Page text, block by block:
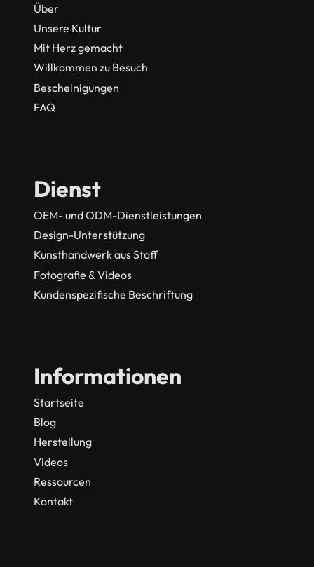
Über
Unsere Kultur
Mit Herz gemacht
Willkommen zu Besuch
Bescheinigungen
FAQ
Dienst
OEM- und ODM-Dienstleistungen
Design-Unterstützung
Kunsthandwerk aus Stoff
Fotografie & Videos
Kundenspezifische Beschriftung
Informationen
Startseite
Blog
Herstellung
Videos
Ressourcen
Kontakt